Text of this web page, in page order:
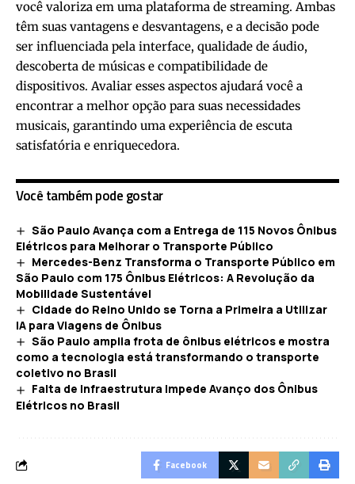
você valoriza em uma plataforma de streaming. Ambas
têm suas vantagens e desvantagens, e a decisão pode
ser influenciada pela interface, qualidade de áudio,
descoberta de músicas e compatibilidade de
dispositivos. Avaliar esses aspectos ajudará você a
encontrar a melhor opção para suas necessidades
musicais, garantindo uma experiência de escuta
satisfatória e enriquecedora.
Você também pode gostar
São Paulo Avança com a Entrega de 115 Novos Ônibus
Elétricos para Melhorar o Transporte Público
Mercedes-Benz Transforma o Transporte Público em
São Paulo com 175 Ônibus Elétricos: A Revolução da
Mobilidade Sustentável
Cidade do Reino Unido se Torna a Primeira a Utilizar
IA para Viagens de Ônibus
São Paulo amplia frota de ônibus elétricos e mostra
como a tecnologia está transformando o transporte
coletivo no Brasil
Falta de Infraestrutura Impede Avanço dos Ônibus
Elétricos no Brasil
Facebook